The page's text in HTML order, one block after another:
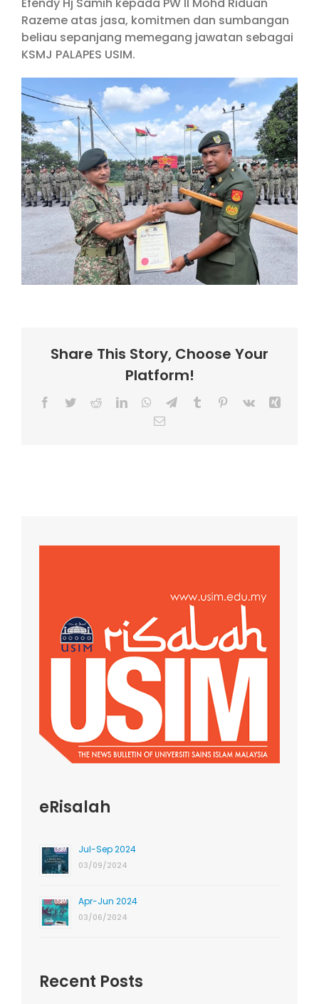
Efendy Hj Samih kepada PW II Mohd Riduan
Razeme atas jasa, komitmen dan sumbangan
beliau sepanjang memegang jawatan sebagai
KSMJ PALAPES USIM.
Share This Story, Choose Your
Platform!
Facebook
TwitterRedditLinkedInWhatsApp
TelegramTumblr Pinterest
Vk
Xing
Email
eRisalah
Jul-Sep 2024
03/09/2024
Apr-Jun 2024
03/06/2024
Recent Posts